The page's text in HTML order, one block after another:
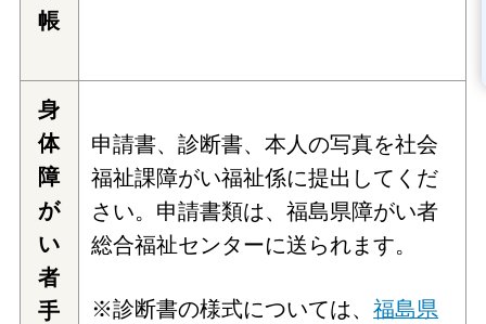
帳
身
体
障
が
い
者
手
申請書、診断書、本人の写真を社会
福祉課障がい福祉係に提出してくだ
さい。申請書類は、福島県障がい者
総合福祉センターに送られます。
※診断書の様式については、福島県